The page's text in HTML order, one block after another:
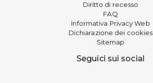
Diritto di recesso
FAQ
Informativa Privacy Web
Dichiarazione dei cookies
Sitemap
Seguici sui social